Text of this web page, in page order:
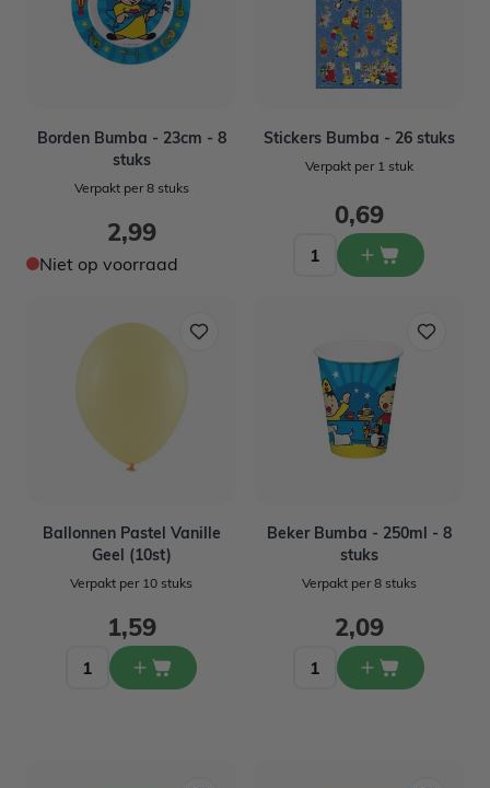
Borden Bumba - 23cm - 8
stuks
Verpakt per 8 stuks
2,99
Niet op voorraad
Stickers Bumba - 26 stuks
Verpakt per 1 stuk
0,69
Ballonnen Pastel Vanille
Geel (10st)
Verpakt per 10 stuks
1,59
Beker Bumba - 250ml - 8
stuks
Verpakt per 8 stuks
2,09